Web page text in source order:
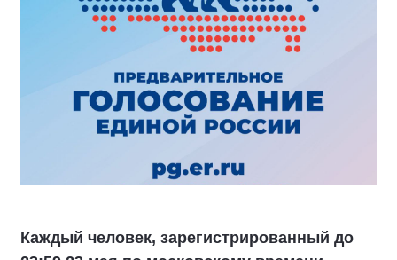
Каждый человек, зарегистрированный до